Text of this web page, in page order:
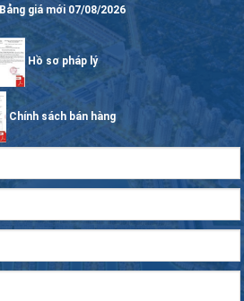
Bảng giá mới 07/08/2026
Hồ sơ pháp lý
Chính sách bán hàng